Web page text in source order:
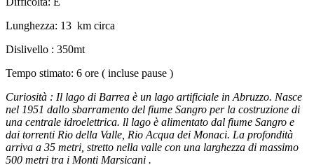
Lunghezza: 13 km circa
Dislivello : 350mt
Tempo stimato: 6 ore ( incluse pause )
Curiosità : Il lago di Barrea è un lago artificiale in Abruzzo. Nasce
nel 1951 dallo sbarramento del fiume Sangro per la costruzione di
una centrale idroelettrica. ll lago è alimentato dal fiume Sangro e
dai torrenti Rio della Valle, Rio Acqua dei Monaci. La profondità
arriva a 35 metri, stretto nella valle con una larghezza di massimo
500 metri tra i Monti Marsicani .